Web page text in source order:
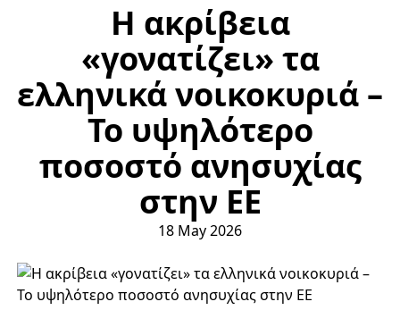
Η ακρίβεια
«γονατίζει» τα
ελληνικά νοικοκυριά –
Το υψηλότερο
ποσοστό ανησυχίας
στην ΕΕ
18 May 2026